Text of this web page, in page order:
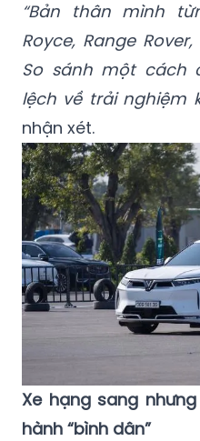
“Bản thân mình
Royce, Range
So sánh một cách
lệch về trải nghiệm
nhận xét.
Xe hạng sang
hành “bình dân”